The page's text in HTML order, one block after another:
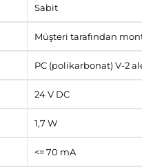
Sabit
Müşteri tarafından
PC (polikarbonat) V-2
24 V DC
1,7 W
<= 70 mA